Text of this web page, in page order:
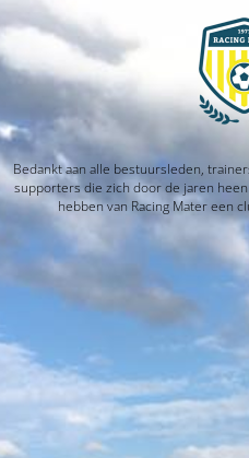
Bedankt aan alle bestuursleden,
supporters die zich door de jaren heen
hebben van Racing Mater een